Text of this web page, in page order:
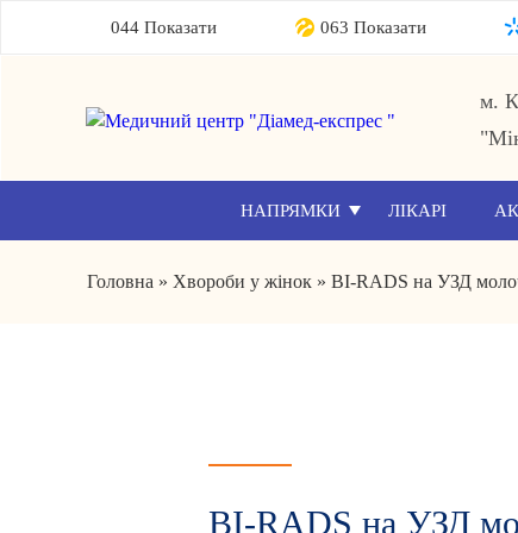
044 Показати 063 Показати
м.
НАПРЯМКИ ЛІКАРІ
Головна » Хвороби у жінок » BI-RADS на УЗД
BI-RADS на УЗД